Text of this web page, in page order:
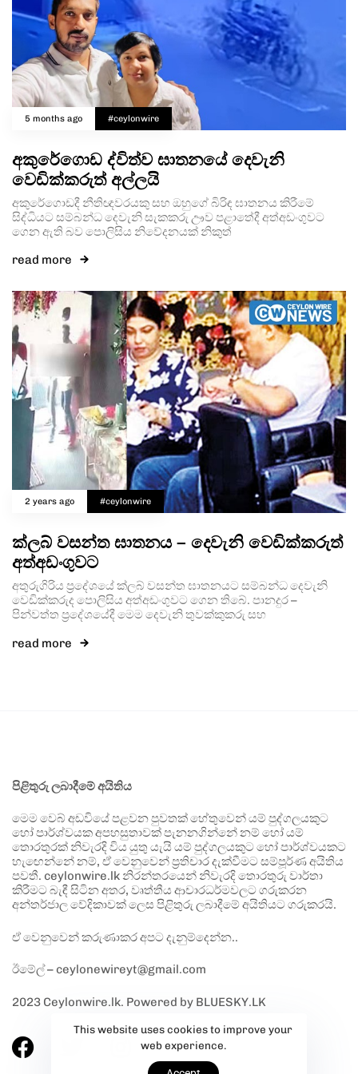
5 months ago #ceylonwire
අකුරේගොඩ ද්විත්ව ඝාතනයේ දෙවැනි
වෙඩික්කරුත් අල්ලයි
අකුරේගොඩදී නීතිඥවරයකු සහ ඔහුගේ බිරිඳ ඝාතනය කිරීමේ
සිද්ධියට සම්බන්ධ දෙවැනි සැකකරු ඌව පළාතේදී අත්අඩංගුවට
ගෙන ඇති බව පොලිසිය නිවේදනයක් නිකුත්
read more
2 years ago #ceylonwire
ක්ලබ් වසන්ත ඝාතනය – දෙවැනි වෙඩික්කරුත්
අත්අඩංගුවට
අතුරුගිරිය ප්‍රදේශයේ ක්ලබ් වසන්ත ඝාතනයට සම්බන්ධ දෙවැනි
වෙඩික්කරුද පොලිසිය අත්අඩංගුවට ගෙන තිබේ. පානදුර –
පින්වත්ත ප්‍රදේශයේදී මෙම දෙවැනි තුවක්කුකරු සහ
read more
පිළිතුරු ලබාදීමේ අයිතිය
මෙම වෙබ් අඩවියේ පළවන පුවතක් හේතුවෙන් යම් පුද්ගලයකුට
හෝ පාර්ශ්වයක අපහසුතාවක් පැනනගින්නේ නම් හෝ යම්
තොරතුරක් නිවැරදි විය යුතු යැයි යම් පුද්ගලයකුට හෝ පාර්ශ්වයකට
හැඟෙන්නේ නම්, ඒ වෙනුවෙන් ප්‍රතිචාර දැක්වීමට සම්පූර්ණ අයිතිය
පවතී. ceylonwire.lk නිරන්තරයෙන් නිවැරදි තොරතුරු වාර්තා
කිරීමට බැඳී සිටින අතර, වෘත්තීය ආචාරධර්මවලට ගරුකරන
අන්තර්ජාල වේදිකාවක් ලෙස පිළිතුරු ලබාදීමේ අයිතියට ගරුකරයි.
ඒ වෙනුවෙන් කරුණාකර අපට දැනුම්දෙන්න..
ඊමේල් – ceylonewireyt@gmail.com
2023 Ceylonwire.lk. Powered by BLUESKY.LK
This website uses cookies to improve your
web experience.